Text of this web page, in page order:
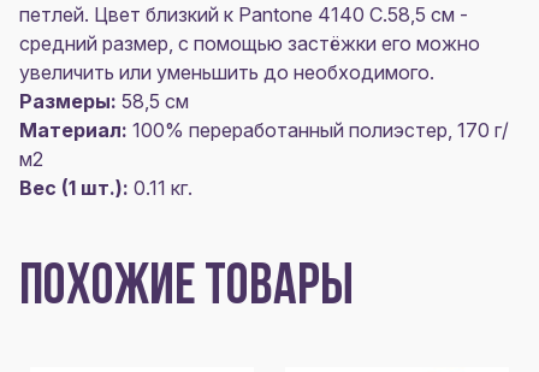
петлей. Цвет близкий к Pantone 4140 С.58,5 см -
средний размер, с помощью застёжки его можно
увеличить или уменьшить до необходимого.
Размеры: 58,5 см
Материал: 100% переработанный полиэстер, 170 г/
м2
Вес (1 шт.): 0.11 кг.
ПОХОЖИЕ ТОВАРЫ